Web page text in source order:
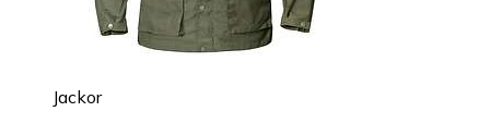
Jackor